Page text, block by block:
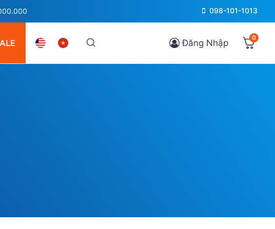
098-101-1013
Đăng Nhập 0